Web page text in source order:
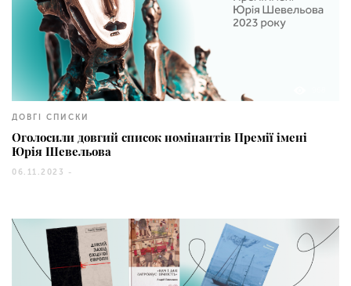
ДОВГІ СПИСКИ
Оголосили довгий список номінантів Премії імені
Юрія Шевельова
06.11.2023 -